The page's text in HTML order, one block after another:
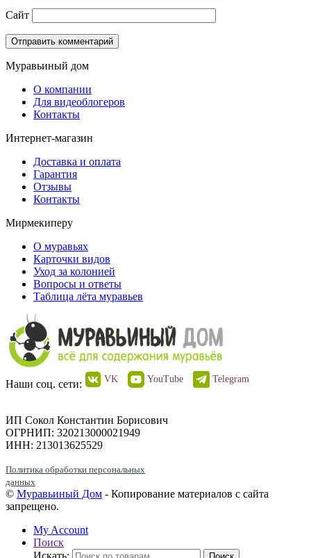
Сайт
Муравьиный дом
О компании
Для видеоблогеров
Контакты
Интернет-магазин
Доставка и оплата
Гарантия
Отзывы
Контакты
Мирмекиперу
О муравьях
Карточки видов
Уход за колонией
Вопросы и ответы
Таблица лёта муравьев
Наши соц. сети: VK YouTube Telegram
ИП Сокол Константин Борисович
ОГРНИП: 320213000021949
ИНН: 213013625529
Политика обработки персональных
данных
© Муравьиный Дом - Копирование материалов с сайта
запрещено.
My Account
Поиск
Искать: